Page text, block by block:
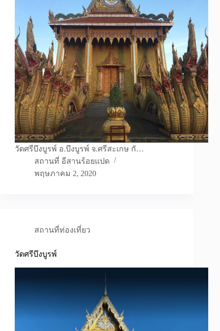
วัดศรีบึงบูรพ์ อ.บึงบูรพ์ จ.ศรีสะเกษ กั…
สถานที่ อีสานร้อยแปด
พฤษภาคม 2, 2020
สถานที่ท่องเที่ยว
วัดศรีบึงบูรพ์